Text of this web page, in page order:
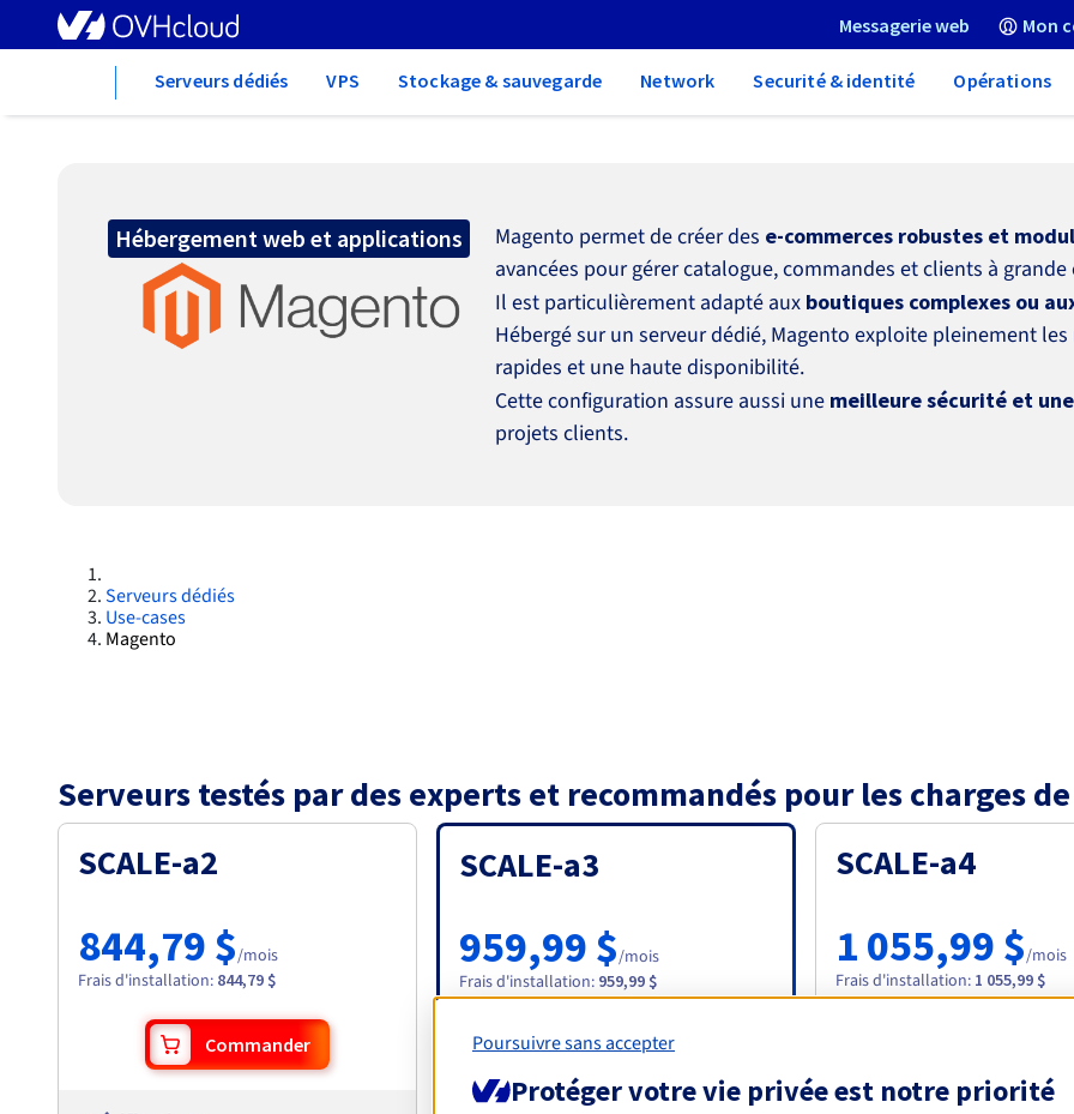
Messagerie web Mon
Serveurs dédiés VPS Stockage & sauvegarde Network Securité & identité Opérations
Hébergement web et applications Magento permet de créer des e-commerces robustes et
avancées pour gérer catalogue, commandes et clients à grande
Il est particulièrement adapté aux boutiques complexes ou
Hébergé sur un serveur dédié, Magento exploite pleinement
rapides et une haute disponibilité.
Cette configuration assure aussi une meilleure sécurité et
projets clients.
Serveurs dédiés
Use-cases
Magento
Serveurs testés par des experts et recommandés pour les charges
SCALE-a2
844,79 $/mois
Frais d'installation: 844,79 $
Commander
SCALE-a3
959,99 $/mois
Frais d'installation: 959,99 $
Commander
SCALE-a4
1 055,99 $/mois
Frais d'installation: 1 055,99 $
Poursuivre sans accepter
Protéger votre vie privée est notre priorité